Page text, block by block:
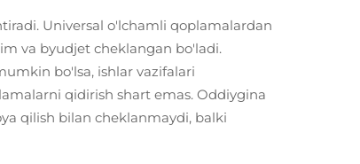
Universal o'lchamli qoplamalardan
va byudjet cheklangan bo'ladi.
bo'lsa, ishlar vazifalari
qidirish shart emas. Oddiygina
qilish bilan cheklanmaydi, balki